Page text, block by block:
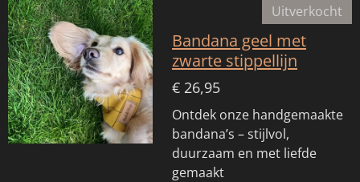
Uitverkocht
Bandana geel met
zwarte stippellijn
€ 26,95
Ontdek onze handgemaakte
bandana’s – stijlvol,
duurzaam en met liefde
gemaakt